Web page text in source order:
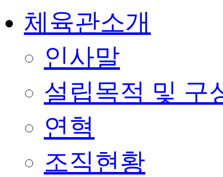
체육관소개
인사말
설립목적 및 구
연혁
조직현황